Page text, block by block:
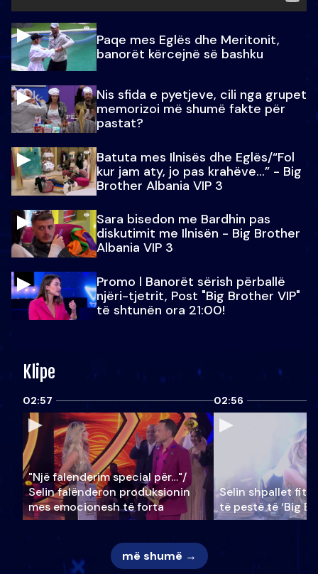
Paqe mes Eglës dhe Meritonit,
banorët kërcejnë së bashku
Nis sfida e pyetjeve, cili nga grupet
memorizoi më shumë fakte për
pastat?
Batuta mes Ilnisës dhe Eglës/“Fol
kur jam aty, jo pas krahëve…” - Big
Brother Albania VIP 3
Sara bisedon me Bardhin pas
diskutimit me Ilnisën - Big Brother
Albania VIP 3
Promo l Banorët sërish përballë
njëri-tjetrit, Post "Big Brother VIP"
të shtunën ora 21:00!
Klipe
02:57
"Një falenderim special për…"/
Selin falënderon produksionin
mes emocionesh të forta
02:56
Selin shpallet
të pestë të ‘Big
më shumë →